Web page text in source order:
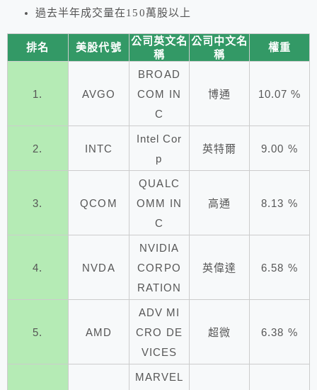
過去半年成交量在150萬股以上
排名 美股代號
公司英文名
稱
公司中文名
稱
權重
1. AVGO
BROAD
COM IN
C
博通 10.07 %
2. INTC
Intel Cor
p
英特爾 9.00 %
3. QCOM
QUALC
OMM IN
C
高通 8.13 %
4. NVDA
NVIDIA
CORPO
RATION
英偉達 6.58 %
5. AMD
ADV MI
CRO DE
VICES
超微 6.38 %
MARVEL